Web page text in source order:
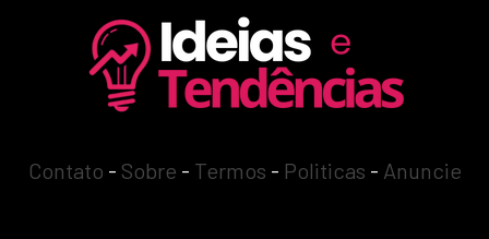
Contato - Sobre - Termos - Politicas - Anuncie